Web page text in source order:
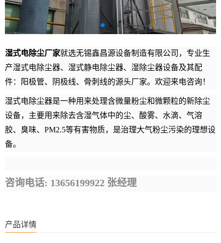
湿式电除尘厂家就选无锡鑫昌源设备制造有限公司，专业生
产湿式电除尘器、湿式静电除尘器、湿除尘器设备及其配
件：阳极管、阴极线、骨刺线的源头厂家。欢迎来电咨询！
湿式电除尘器是一种用来处理含微量粉尘和微颗粒的新除尘
设备，主要用来除去含湿气体中的尘、酸雾、水滴、气溶
胶、臭味、PM2.5等有害物质，是治理大气粉尘污染的理想设
备。
咨询电话: 13656199922 张经理
产品详情